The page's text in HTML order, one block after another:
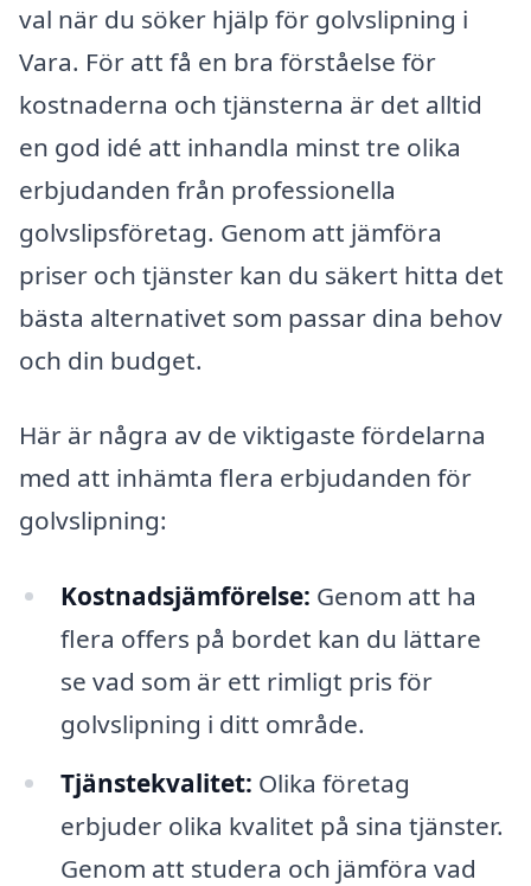
val när du söker hjälp för golvslipning i
Vara. För att få en bra förståelse för
kostnaderna och tjänsterna är det alltid
en god idé att inhandla minst tre olika
erbjudanden från professionella
golvslipsföretag. Genom att jämföra
priser och tjänster kan du säkert hitta det
bästa alternativet som passar dina behov
och din budget.
Här är några av de viktigaste fördelarna
med att inhämta flera erbjudanden för
golvslipning:
Kostnadsjämförelse: Genom att ha
flera offers på bordet kan du lättare
se vad som är ett rimligt pris för
golvslipning i ditt område.
Tjänstekvalitet: Olika företag
erbjuder olika kvalitet på sina tjänster.
Genom att studera och jämföra vad